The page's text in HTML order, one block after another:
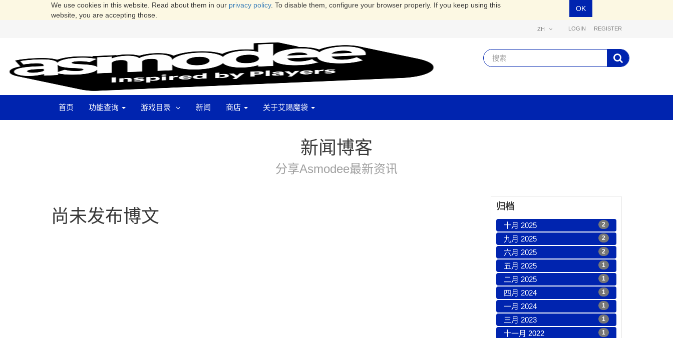
We use cookies in this website. Read about them in our privacy policy. To disable them, configure your browser properly. If you keep using this
website, you are accepting those.
OK
ZH LOGIN REGISTER
首页 功能查询 游戏目录 新闻 商店 关于艾赐魔袋
新闻博客
分享Asmodee最新资讯
尚未发布博文 归档
十月 2025 2
九月 2025 2
六月 2025 2
五月 2025 1
二月 2025 1
四月 2024 1
一月 2024 1
三月 2023 1
十一月 2022 1